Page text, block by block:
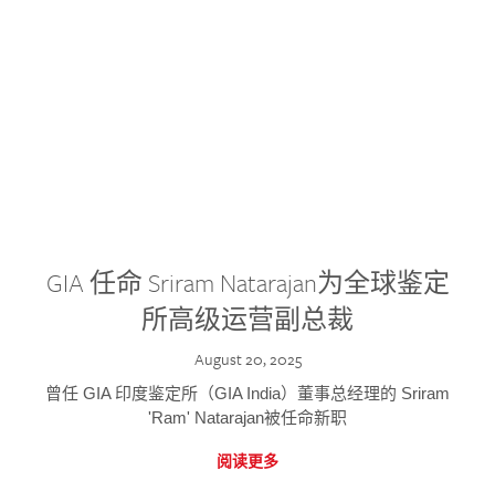
GIA 任命 Sriram Natarajan为全球鉴定
所高级运营副总裁
August 20, 2025
曾任 GIA 印度鉴定所（GIA India）董事总经理的 Sriram
'Ram' Natarajan被任命新职
阅读更多